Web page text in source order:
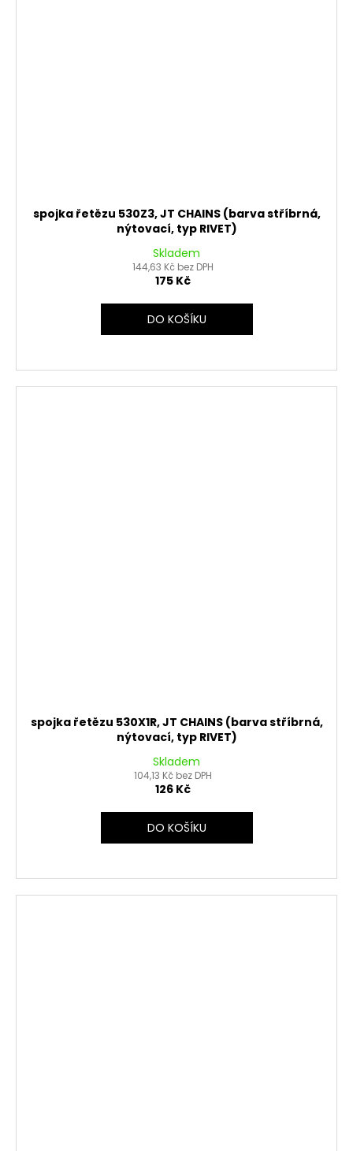
spojka řetězu 530Z3, JT CHAINS (barva stříbrná,
nýtovací, typ RIVET)
Skladem
144,63 Kč bez DPH
175 Kč
DO KOŠÍKU
spojka řetězu 530X1R, JT CHAINS (barva stříbrná,
nýtovací, typ RIVET)
Skladem
104,13 Kč bez DPH
126 Kč
DO KOŠÍKU